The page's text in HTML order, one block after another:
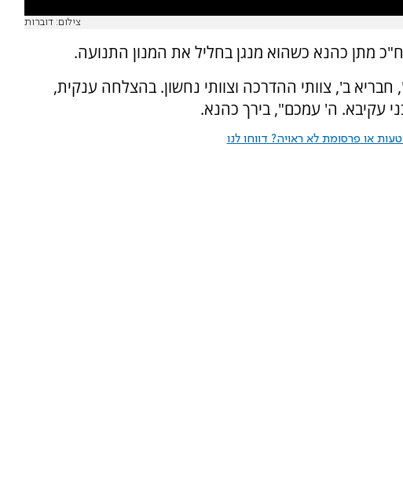
צילום: דוברות
מתן כהנא כשהוא מנגן בחליל את המנון התנועה.
ב', צוותי ההדרכה וצוותי נחשון. בהצלחה ענקית,
עקיבא. ה' עמכם", בירך כהנא.
או פרסומת לא ראויה? דווחו לנו